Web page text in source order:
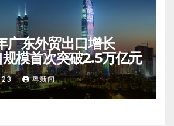
广东外贸出口增长
模首次突破2.5万亿元
粤新闻